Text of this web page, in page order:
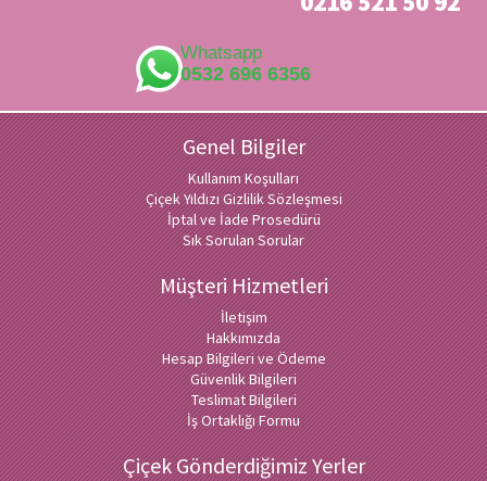
Whatsapp
0532 696 6356
Genel Bilgiler
Kullanım Koşulları
Çiçek Yıldızı Gizlilik Sözleşmesi
İptal ve İade Prosedürü
Sık Sorulan Sorular
Müşteri Hizmetleri
İletişim
Hakkımızda
Hesap Bilgileri ve Ödeme
Güvenlik Bilgileri
Teslimat Bilgileri
İş Ortaklığı Formu
Çiçek Gönderdiğimiz Yerler